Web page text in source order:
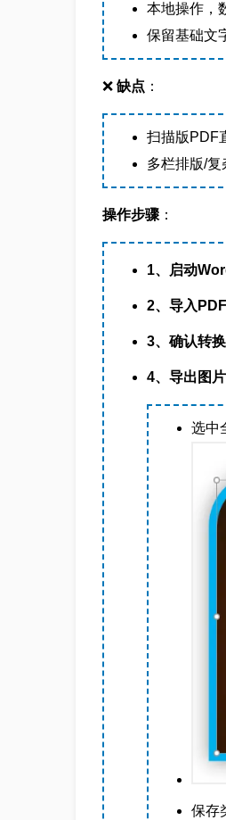
本地操作，
保留基础文
❌ 缺点 ：
扫描版PDF
多栏排版/复
操作步骤：
1、启动
2、导入PDF
3、确认转换
4、导出图片
选中
保存